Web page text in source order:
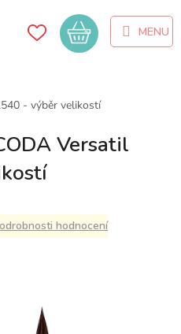
Nákupní
košík
- výběr velikostí
Versatil
hodnocení